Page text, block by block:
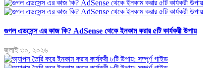
গুগল এডসেন্স এর কাজ কি? AdSense থেকে ইনকাম করার ৫টি কার্যকরী উপায়
জুলাই ৩০, ২০২৬